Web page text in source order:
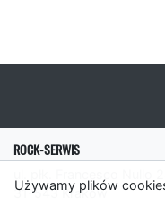
Używamy plików
ROCK-SERWIS
31-543 Kraków